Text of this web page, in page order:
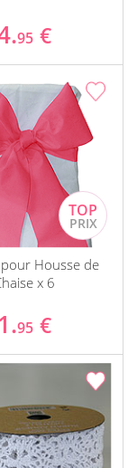
95 €
Housse de
x 6
1.95 €